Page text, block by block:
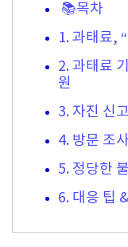
📚목차
1. 과태료,
2. 과태료
원
3. 자진 신
4. 방문 조
5. 정당한
6. 대응 팁